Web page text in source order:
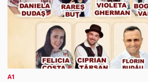
A1